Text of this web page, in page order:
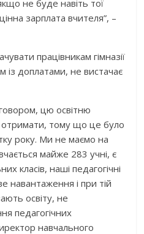
не буде навіть тої
зарплата вчителя”, –
працівникам гімназії
із доплатами, не вистачає
цю освітню
отримати, тому що це було
року. Ми не маємо на
майже 283 учні, є
класів, наші педагогічні
навантаження і при тій
освіту, не
педагогічних
навчального